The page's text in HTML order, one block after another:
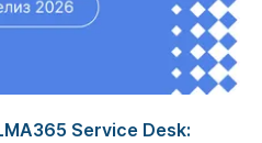
Service Desk: